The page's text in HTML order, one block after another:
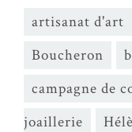
artisanat d'art
Boucheron
campagne de
joaillerie